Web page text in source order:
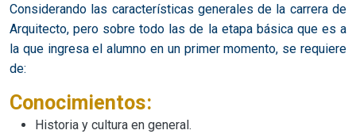
Considerando las características generales de la carrera de
Arquitecto, pero sobre todo las de la etapa básica que es a
la que ingresa el alumno en un primer momento, se requiere
de:
Conocimientos:
Historia y cultura en general.